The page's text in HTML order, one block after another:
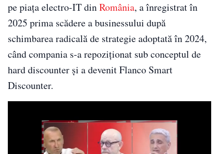
pe piața electro-IT dinRomânia, a înregistrat în
2025 prima scădere a businessului după
schimbarea radicală de strategie adoptată în 2024,
când compania s-a repoziționat sub conceptul de
hard discounter și a devenit Flanco Smart
Discounter.